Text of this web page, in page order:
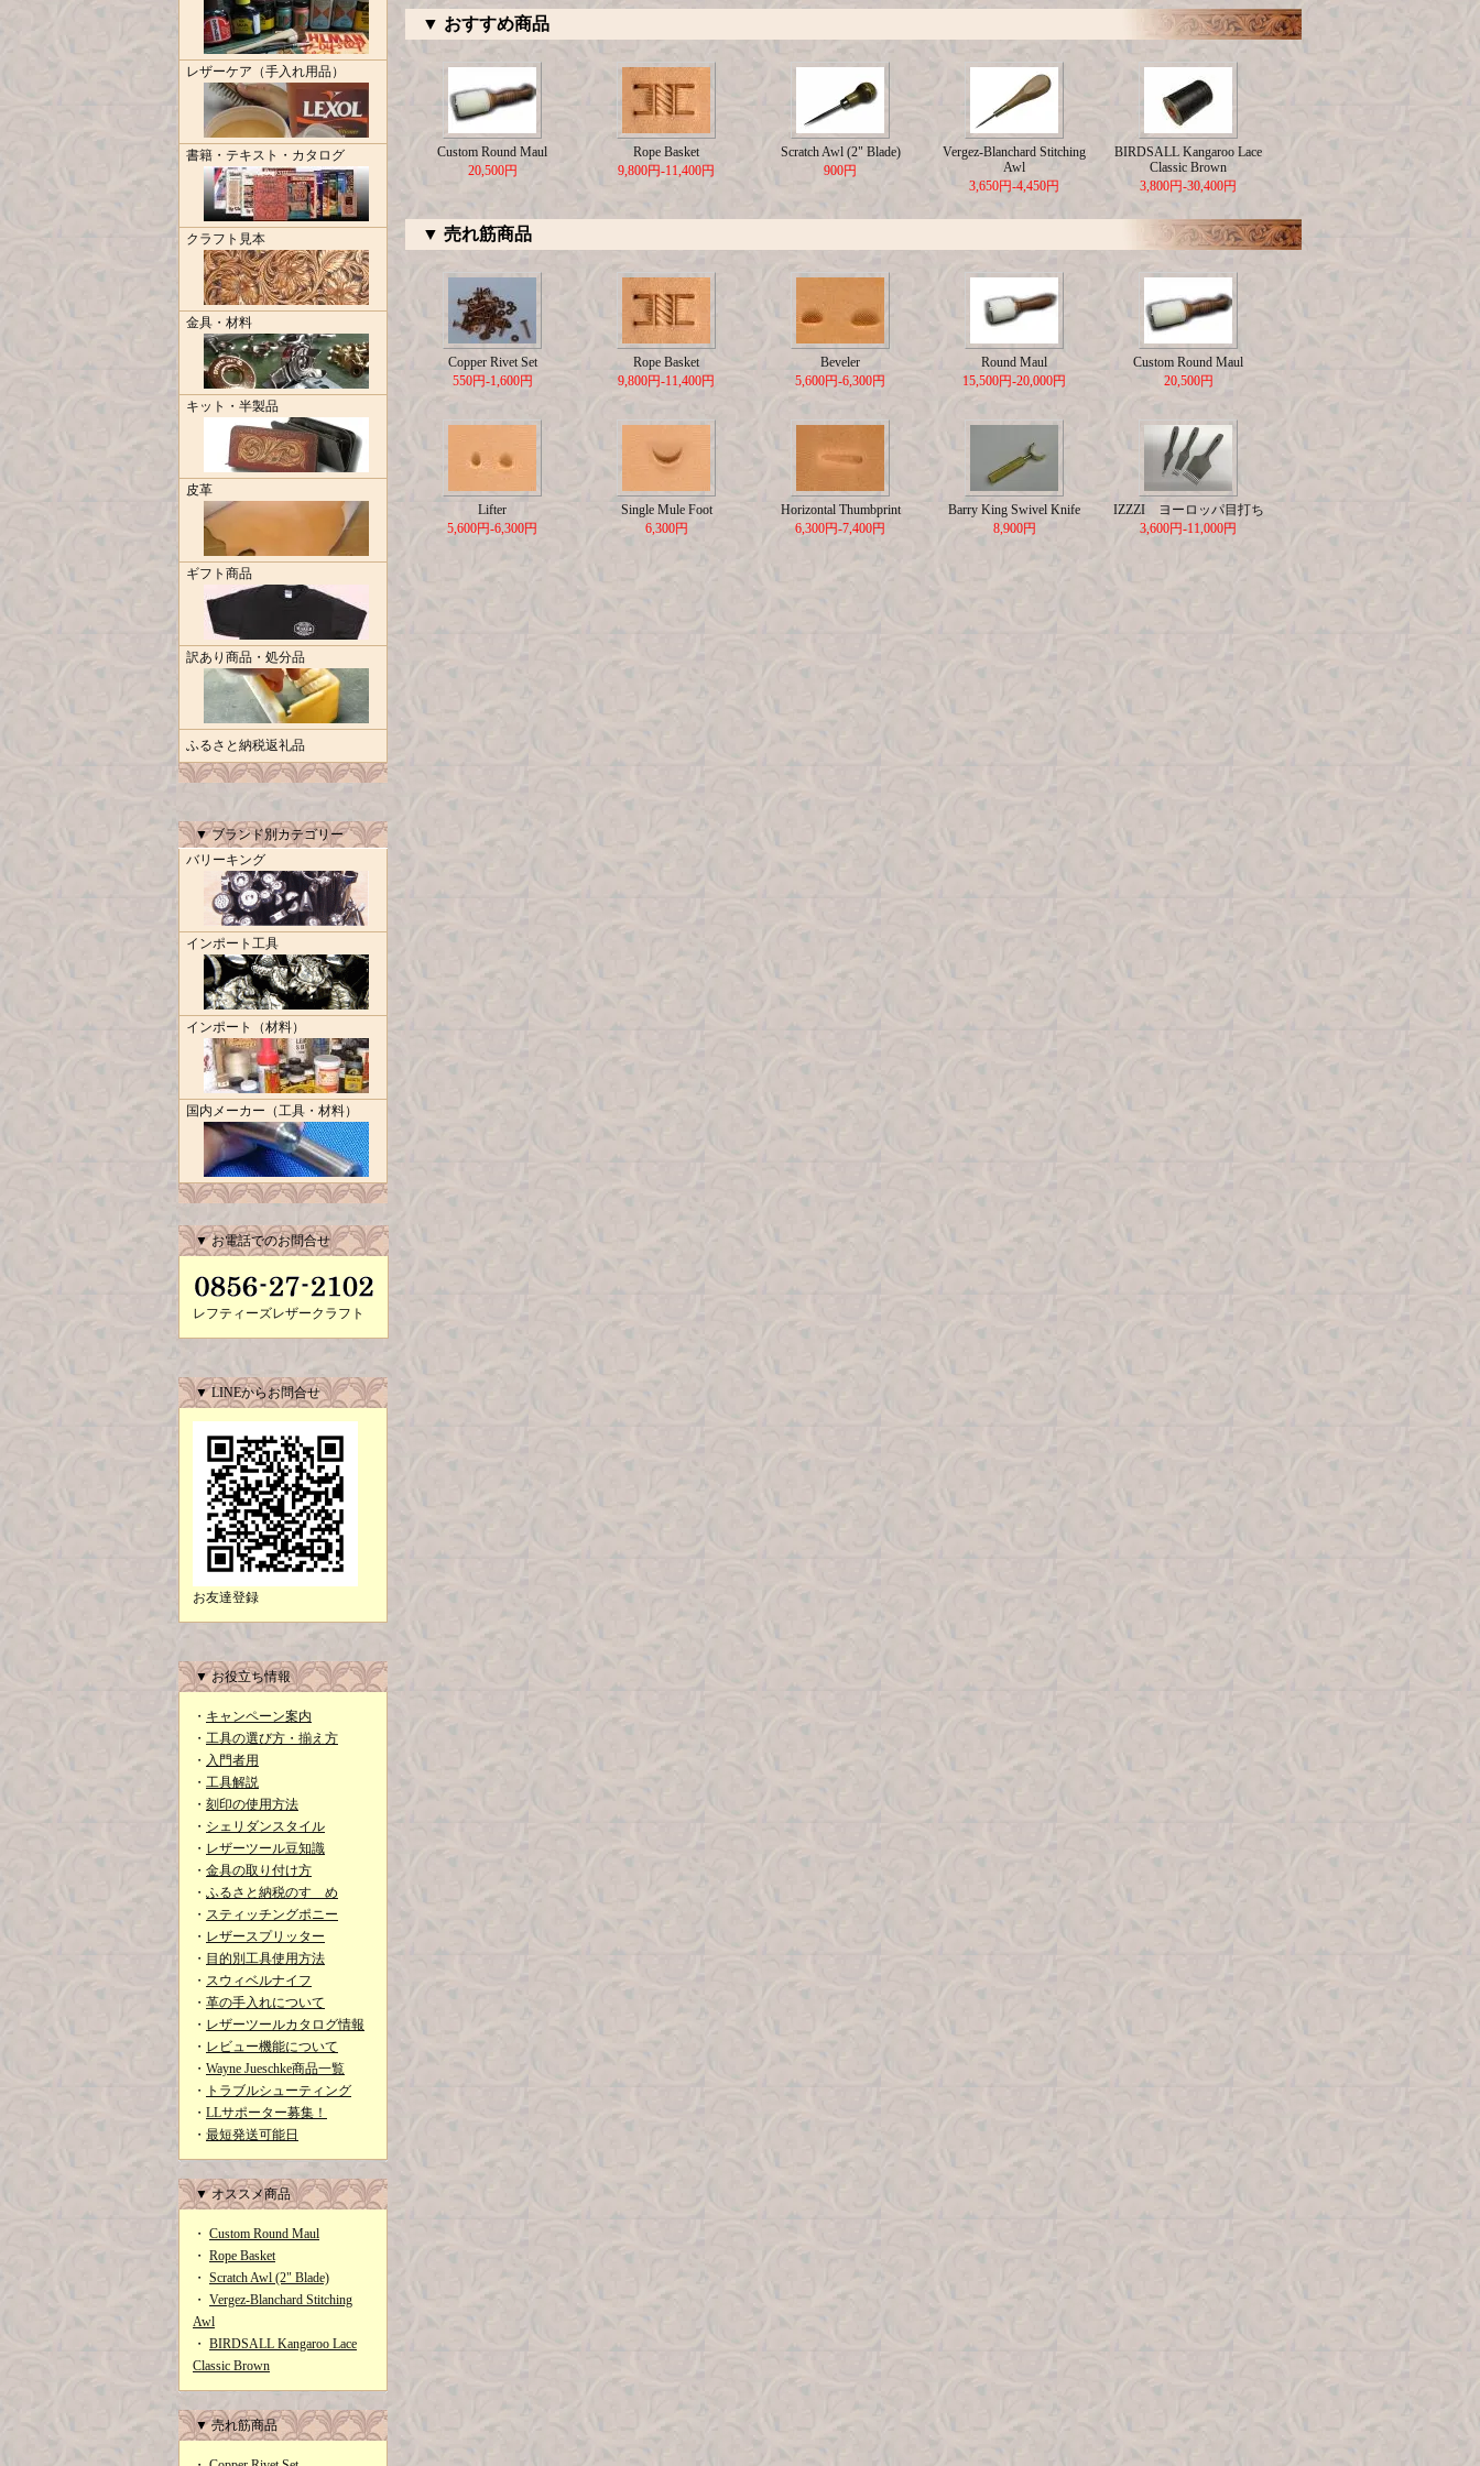
レザーケア（手入れ用品）
書籍・テキスト・カタログ
クラフト見本
金具・材料
キット・半製品
皮革
ギフト商品
訳あり商品・処分品
ふるさと納税返礼品
▼ ブランド別カテゴリー
バリーキング
インポート工具
インポート（材料）
国内メーカー（工具・材料）
▼ お電話でのお問合せ
レフティーズレザークラフト
▼ LINEからお問合せ
お友達登録
▼ お役立ち情報
・ キャンペーン案内
・ 工具の選び方・揃え方
・ 入門者用
・ 工具解説
・ 刻印の使用方法
・ シェリダンスタイル
・ レザーツール豆知識
・ 金具の取り付け方
・ ふるさと納税のすゝめ
・ スティッチングポニー
・ レザースプリッター
・ 目的別工具使用方法
・ スウィベルナイフ
・ 革の手入れについて
・ レザーツールカタログ情報
・ レビュー機能について
・ Wayne Jueschke商品一覧
・
トラブルシューティング
・ LLサポーター募集！
・ 最短発送可能日
▼ オススメ商品
・ Custom Round Maul
・ Rope Basket
・ Scratch Awl (2" Blade)
・ Vergez-Blanchard Stitching
Awl
・ BIRDSALL Kangaroo Lace
Classic Brown
▼ 売れ筋商品
▼ おすすめ商品
Custom Round Maul
20,500円
Rope Basket
9,800円-11,400円
Scratch Awl (2" Blade)
900円
Vergez-Blanchard Stitching
Awl
3,650円-4,450円
BIRDSALL Kangaroo Lace
Classic Brown
3,800円-30,400円
▼ 売れ筋商品
Copper Rivet Set
550円-1,600円
Rope Basket
9,800円-11,400円
Beveler
5,600円-6,300円
Round Maul
15,500円-20,000円
Custom Round Maul
20,500円
Lifter
5,600円-6,300円
Single Mule Foot
6,300円
Horizontal Thumbprint
6,300円-7,400円
Barry King Swivel Knife
8,900円
IZZZI ヨーロッパ目打ち
3,600円-11,000円